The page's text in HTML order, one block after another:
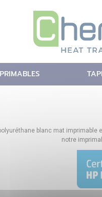
blanc mat
notre